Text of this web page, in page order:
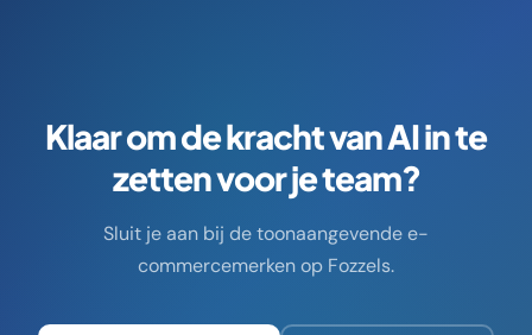
Klaar om de kracht van AI in te
zetten voor je team?
Sluit je aan bij de toonaangevende e-
commercemerken op Fozzels.